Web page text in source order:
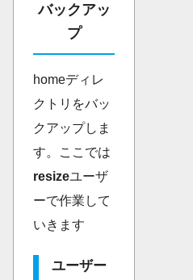
バックアッ
プ
homeディレ
クトリをバッ
クアップしま
す。ここでは
resizeユーザ
ーで作業して
いきます
ユーザー